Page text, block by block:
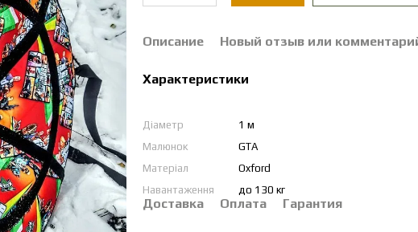
Описание Новый отзыв или
Характеристики
Діаметр
1 м
Малюнок
GTA
Матеріал
Oxford
Навантаження
до 130 кг
Доставка Оплата Гарантия